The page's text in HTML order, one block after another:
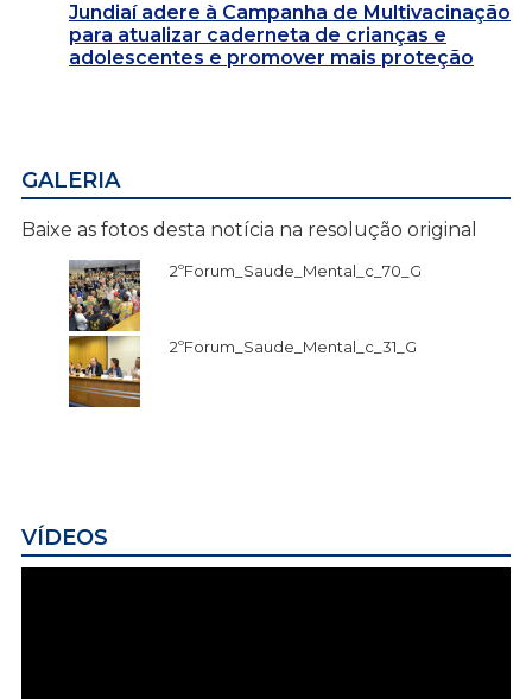
Jundiaí adere à Campanha de Multivacinação
para atualizar caderneta de crianças e
adolescentes e promover mais proteção
GALERIA
Baixe as fotos desta notícia na resolução original
2ºForum_Saude_Mental_c_70_G
2ºForum_Saude_Mental_c_31_G
VÍDEOS